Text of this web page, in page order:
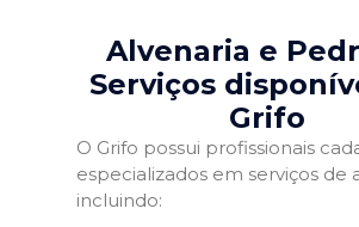
Alvenaria e
Serviços
Grifo
O Grifo possui profissionais
especializados em serviços de
incluindo: